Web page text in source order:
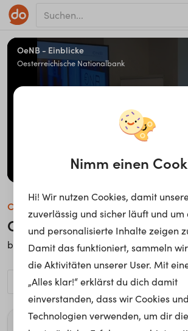
OeN­B - Ein­bli­cke
Oesterreichische Nationalbank
Company Insight
OeNB - Einblicke
bei Oesterreichische Nationalbank
Nimm einen
Hi! Wir nutzen Cookies, damit
zuverlässig und sicher läuft und
und personalisierte Inhalte zeigen
Damit das funktioniert, sammeln
die Aktivitäten unserer User. Mit
„Alles klar!“ erklärst du dich damit
einverstanden, dass wir Cookies
Technologien verwenden, um dir die